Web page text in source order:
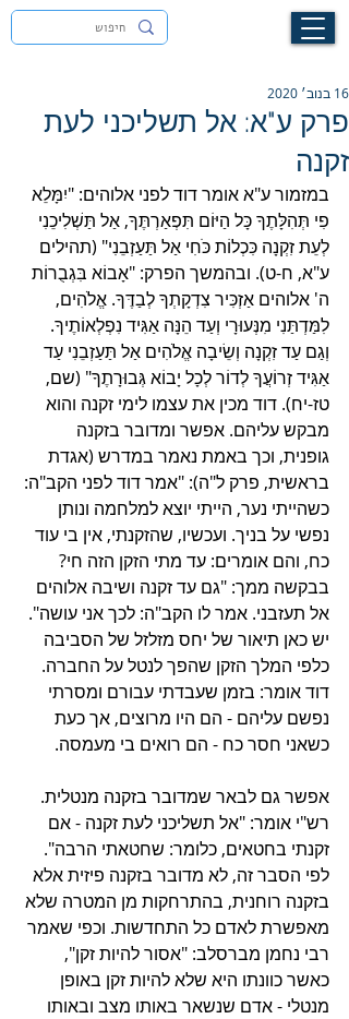
פרק ע"א: אל תשליכני לעת
זקנה
16 בנוב׳ 2020
במזמור ע"א אומר דוד לפני אלוהים: "יִמָּלֵא
פִי תְּהִלָּתֶךָ כָּל הַיּוֹם תִּפְאַרְתֶּךָ, אַל תַּשְׁלִיכֵנִי
לְעֵת זִקְנָה כִּכְלוֹת כֹּחִי אַל תַּעַזְבֵנִי" (תהילים
ע"א, ח-ט). ובהמשך הפרק: "אָבוֹא בִּגְבֻרוֹת
ה' אלוהים אַזְכִּיר צִדְקָתְךָ לְבַדֶּךָ. אֱ‍לֹהִים,
לִמַּדְתַּנִי מִנְּעוּרָי וְעַד הֵנָּה אַגִּיד נִפְלְאוֹתֶיךָ.
וְגַם עַד זִקְנָה וְשֵׂיבָה אֱלֹהִים אַל תַּעַזְבֵנִי עַד
אַגִּיד זְרוֹעֲךָ לְדוֹר לְכָל יָבוֹא גְּבוּרָתֶךָ" (שם,
טז-יח). דוד מכין את עצמו לימי זקנה והוא
מבקש עליהם. אפשר ומדובר בזקנה
גופנית, וכך באמת נאמר במדרש (אגדת
בראשית, פרק ל"ה): "אמר דוד לפני הקב"ה:
כשהייתי נער, הייתי יוצא למלחמה ונותן
נפשי על בניך. ועכשיו, שהזקנתי, אין בי עוד
כח, והם אומרים: עד מתי הזקן הזה חי?
בבקשה ממך: "גם עד זקנה ושיבה אלוהים
אל תעזבני. אמר לו הקב"ה: לכך אני עושה".
יש כאן תיאור של יחס מזלזל של הסביבה
כלפי המלך הזקן שהפך לנטל על החברה.
דוד אומר: בזמן שעבדתי עבורם ומסרתי
נפשם עליהם - הם היו מרוצים, אך כעת
כשאני חסר כח - הם רואים בי מעמסה.
אפשר גם לבאר שמדובר בזקנה מנטלית.
רש"י אומר: "אל תשליכני לעת זקנה - אם
זקנתי בחטאים, כלומר: שחטאתי הרבה".
לפי הסבר זה, לא מדובר בזקנה פיזית אלא
בזקנה רוחנית, בהתרחקות מן המטרה שלא
מאפשרת לאדם כל התחדשות. וכפי שאמר
רבי נחמן מברסלב: "אסור להיות זקן",
כאשר כוונתו היא שלא להיות זקן באופן
מנטלי - אדם שנשאר באותו מצב ובאותו